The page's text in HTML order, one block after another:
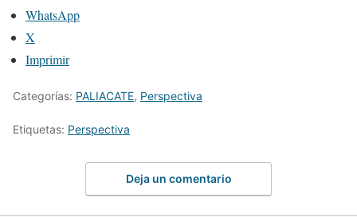
WhatsApp
X
Imprimir
Categorías: PALIACATE, Perspectiva
Etiquetas: Perspectiva
Deja un comentario